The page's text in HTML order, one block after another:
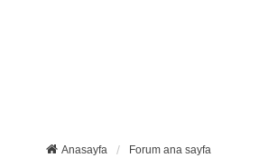
Anasayfa Forum ana sayfa